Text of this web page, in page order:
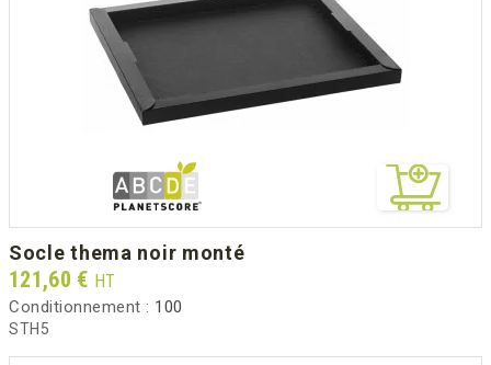
socle thema noir monté
Prix
121,60 € HT
Conditionnement : 100
STH5